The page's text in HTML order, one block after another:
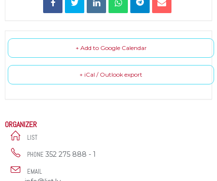
+ Add to Google Calendar
+ iCal / Outlook export
ORGANIZER
LIST
PHONE 352 275 888 - 1
EMAIL